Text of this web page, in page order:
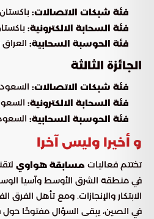
فئة شبكات الاتصالات:
فئة السحابة الالكترونية:
فئة الحوسبة السحابية:
الجائزة الثالثة
فئة شبكات الاتصالات:
فئة السحابة الالكترونية:
فئة الحوسبة السحابية:
و أخيرا وليس آخرا
تختتم فعاليات مسابقة هواوي
في منطقة الشرق الأوسط وآسيا
الابتكار والإنجازات. ومع تأهل الفرق
في الصين، يبقى السؤال مفتوحًا